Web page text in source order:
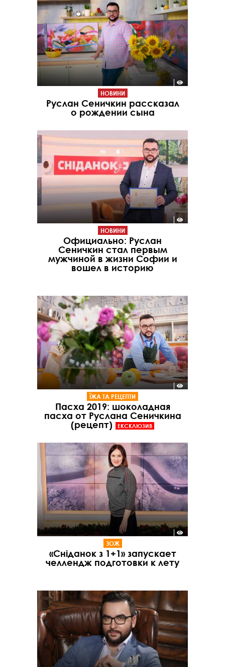
НОВИНИ
Руслан Сеничкин рассказал
о рождении сына
НОВИНИ
Официально: Руслан
Сеничкин стал первым
мужчиной в жизни Софии и
вошел в историю
ЇЖА ТА РЕЦЕПТИ
Пасха 2019: шоколадная
пасха от Руслана Сеничкина
(рецепт)
ЕКСКЛЮЗИВ
ЗОЖ
«Сніданок з 1+1» запускает
челлендж подготовки к лету